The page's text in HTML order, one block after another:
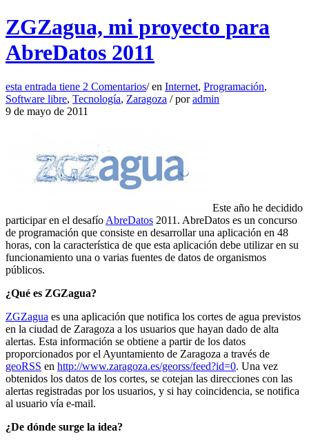
ZGZagua, mi proyecto para
AbreDatos 2011
esta entrada tiene 2 Comentarios/ en Internet, Programación,
Software libre, Tecnología, Zaragoza / poradmin
9 de mayo de 2011
Este año he decidido
participar en el desafío AbreDatos 2011. AbreDatos es un concurso
de programación que consiste en desarrollar una aplicación en 48
horas, con la característica de que esta aplicación debe utilizar en su
funcionamiento una o varias fuentes de datos de organismos
públicos.
¿Qué es ZGZagua?
ZGZagua es una aplicación que notifica los cortes de agua previstos
en la ciudad de Zaragoza a los usuarios que hayan dado de alta
alertas. Esta información se obtiene a partir de los datos
proporcionados por el Ayuntamiento de Zaragoza a través de
geoRSS en http://www.zaragoza.es/georss/feed?id=0. Una vez
obtenidos los datos de los cortes, se cotejan las direcciones con las
alertas registradas por los usuarios, y si hay coincidencia, se notifica
al usuario vía e-mail.
¿De dónde surge la idea?